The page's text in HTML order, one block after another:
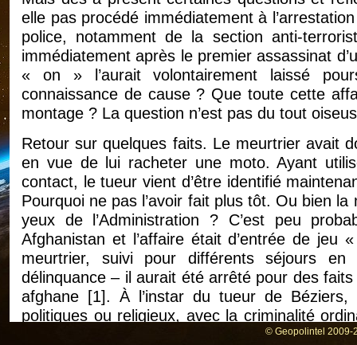
elle pas procédé immédiatement à
police, notamment de la section anti-
immédiatement après le premier assassinat
« on » l’aurait volontairement laissé
connaissance de cause ? Que toute cette
montage ? La question n’est pas du tout
Retour sur quelques faits. Le meurtrier avait
en vue de lui racheter une moto. Ayant
contact, le tueur vient d’être identifié
Pourquoi ne pas l’avoir fait plus tôt. Ou bien
yeux de l’Administration ? C’est peu
Afghanistan et l’affaire était d’entrée de
meurtrier, suivi pour différents séjours
délinquance – il aurait été arrêté pour des
afghane [1]. À l’instar du tueur de
politiques ou religieux, avec la criminalité
sud de la France, notamment en relation avec
© Geopolintel 2009-